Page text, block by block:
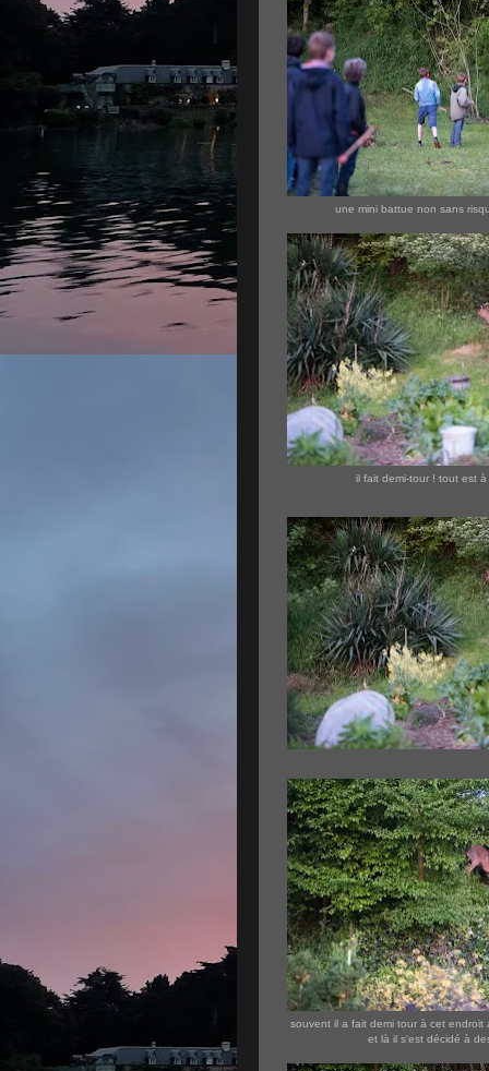
une mini battue non sans
il fait demi-tour ! tout est
souvent il a fait demi tour à cet endroit
et là il s'est décidé à